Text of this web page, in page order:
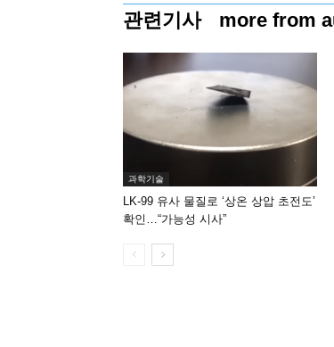
관련기사 more from
과학기술
LK-99 유사 물질로 ‘상온 상압 초전도’
확인…“가능성 시사”